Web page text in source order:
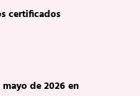
certificados
de 2026 en